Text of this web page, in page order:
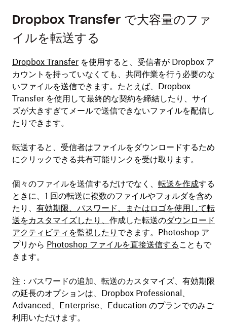
Dropbox Transfer で大容量のファ
イルを転送する
Dropbox Transferを使用すると、受信者が Dropbox ア
カウントを持っていなくても、共同作業を行う必要のな
いファイルを送信できます。たとえば、Dropbox
Transfer を使用して最終的な契約を締結したり、サイ
ズが大きすぎてメールで送信できないファイルを配信し
たりできます。
転送すると、受信者はファイルをダウンロードするため
にクリックできる共有可能リンクを受け取ります。
個々のファイルを送信するだけでなく、 転送を作成する
ときに、1 回の転送に複数のファイルやフォルダを含め
たり、 有効期限、パスワード、またはロゴを使用して転
送をカスタマイズしたり、 作成した転送のダウンロード
アクティビティを監視したり できます。Photoshop ア
プリから Photoshop ファイルを直接送信する こともで
きます。
注： パスワードの追加、転送のカスタマイズ、有効期限
の延長のオプションは、Dropbox Professional、
Advanced、Enterprise、Education のプランでのみご
利用いただけます。